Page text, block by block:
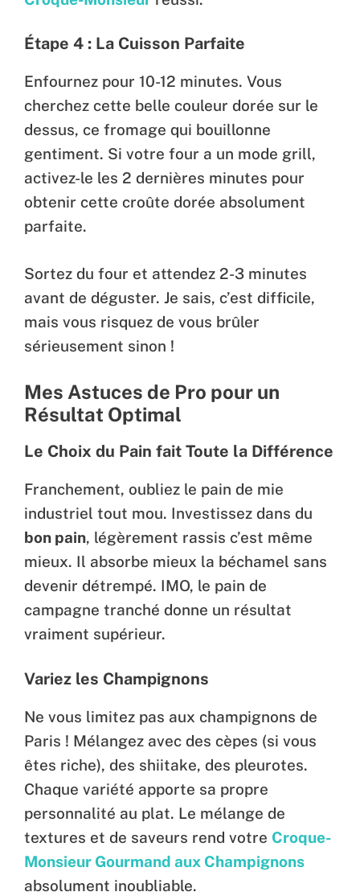
Étape 4 : La Cuisson Parfaite
Enfournez pour 10-12 minutes. Vous
cherchez cette belle couleur dorée sur le
dessus, ce fromage qui bouillonne
gentiment. Si votre four a un mode grill,
activez-le les 2 dernières minutes pour
obtenir cette croûte dorée absolument
parfaite.
Sortez du four et attendez 2-3 minutes
avant de déguster. Je sais, c’est difficile,
mais vous risquez de vous brûler
sérieusement sinon !
Mes Astuces de Pro pour un
Résultat Optimal
Le Choix du Pain fait Toute la Différence
Franchement, oubliez le pain de mie
industriel tout mou. Investissez dans du
bon pain, légèrement rassis c’est même
mieux. Il absorbe mieux la béchamel sans
devenir détrempé. IMO, le pain de
campagne tranché donne un résultat
vraiment supérieur.
Variez les Champignons
Ne vous limitez pas aux champignons de
Paris ! Mélangez avec des cèpes (si vous
êtes riche), des shiitake, des pleurotes.
Chaque variété apporte sa propre
personnalité au plat. Le mélange de
textures et de saveurs rend votre Croque-
Monsieur Gourmand aux Champignons
absolument inoubliable.